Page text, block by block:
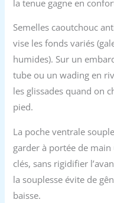
la tenue gagne en
Semelles caoutchouc
vise les fonds variés
humides). Sur un
tube ou un wading en
les glissades quand on
pied.
La poche ventrale
garder à portée de
clés, sans rigidifier
la souplesse évite de
baisse.